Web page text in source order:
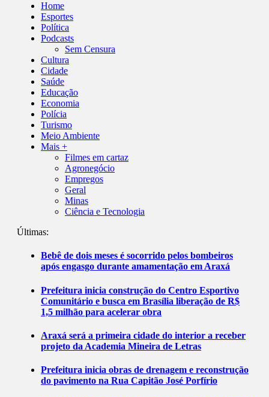
Home
Esportes
Política
Podcasts
Sem Censura
Cultura
Cidade
Saúde
Educação
Economia
Polícia
Turismo
Meio Ambiente
Mais +
Filmes em cartaz
Agronegócio
Empregos
Geral
Minas
Ciência e Tecnologia
Últimas:
Bebê de dois meses é socorrido pelos bombeiros
após engasgo durante amamentação em Araxá
Prefeitura inicia construção do Centro Esportivo
Comunitário e busca em Brasília liberação de R$
1,5 milhão para acelerar obra
Araxá será a primeira cidade do interior a receber
projeto da Academia Mineira de Letras
Prefeitura inicia obras de drenagem e reconstrução
do pavimento na Rua Capitão José Porfírio